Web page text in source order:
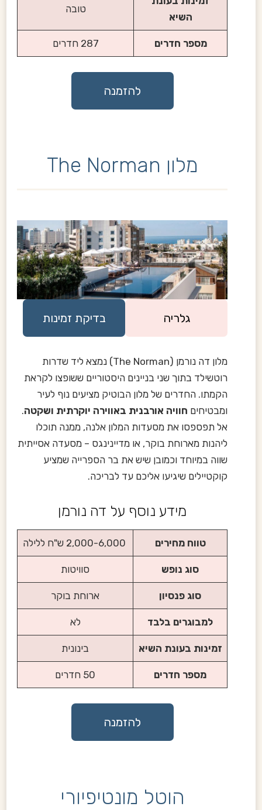
השיא
טובה
מספר חדרים 287 חדרים
להזמנה
מלון The Norman
גלריה בדיקת זמינות
מלון דה נורמן (The Norman) נמצא ליד שדרות
רוטשילד בתוך שני בניינים היסטוריים ששופצו לקראת
הקמתו. החדרים של מלון הבוטיק מציעים נוף לעיר
ומבטיחים חוויה אורבנית באווירה יוקרתית ושקטה.
אל תפספסו את מסעדות המלון אלנה, ממנה תוכלו
ליהנות מארוחת בוקר, או מדיינינגס – מסעדה אסייתית
שווה במיוחד וכמובן שיש את בר הספרייה שמציע
קוקטיילים שיגיעו אליכם עד לבריכה.
מידע נוסף על דה נורמן
טווח מחירים
סוג נופש סוויטות
סוג פנסיון ארוחת בוקר
למבוגרים בלבד לא
זמינות בעונת השיא בינונית
מספר חדרים 50 חדרים
להזמנה
הוטל מונטיפיורי